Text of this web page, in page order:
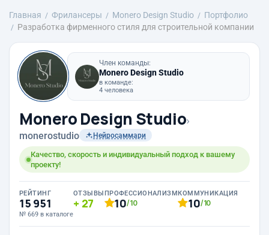
Главная Фрилансеры Monero Design Studio
Портфолио
Разработка фирменного стиля для строительной компании
Член команды:
Monero Design Studio
в команде:
4 человека
Monero Design Studio›
monerostudio Нейросаммари
Качество, скорость и индивидуальный подход к вашему
проекту!
РЕЙТИНГ
15 951
№ 669 в каталоге
ОТЗЫВЫ
27
ПРОФЕССИОНАЛИЗМ
10/10
КОММУНИКАЦИЯ
10/10